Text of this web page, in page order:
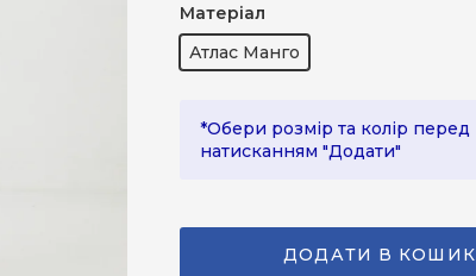
Матеріал
Атлас Манго
*Обери розмір та колір перед
натисканням "Додати"
ДОДАТИ В КОШИК